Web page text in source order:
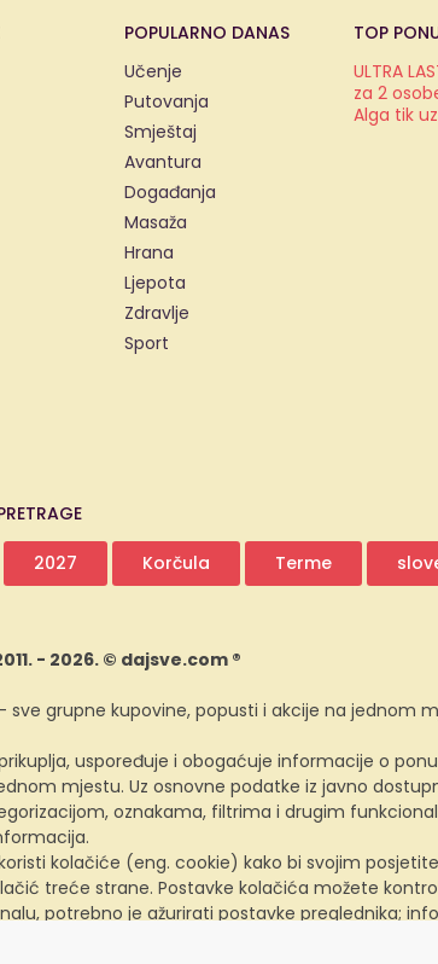
POPULARNO DANAS
Učenje
Putovanja
Smještaj
Avantura
Događanja
Masaža
Hrana
Ljepota
Zdravlje
Sport
TOP
ULTRA
za 2
Alga tik
2027 Korčula Terme
- 2026. © dajsve.com ®
sve grupne kupovine, popusti i akcije na jednom
uspoređuje i obogaćuje informacije o
mjestu. Uz osnovne podatke iz javno
oznakama, filtrima i drugim
kolačiće (eng. cookie) kako bi svojim
treće strane. Postavke kolačića možete
potrebno je ažurirati postavke preglednika;